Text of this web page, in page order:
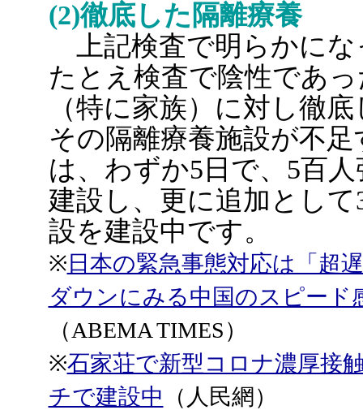
(2)徹底した隔離療養
上記検査で明らかにな
たとえ検査で陰性であ
（特に家族）に対し徹
その隔離療養施設が不
は、わずか5日で、5百
建設し、更に追加とし
設を建設中です。
※ 日本の緊急事態対応は「超
ダウンにみる中国のスピード
（ABEMA TIMES）
※石家荘で新型コロナ濃厚接
チで建設中 （人民網）